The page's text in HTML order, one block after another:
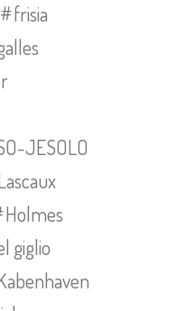
frisia
JESOLO
Holmes
giglio